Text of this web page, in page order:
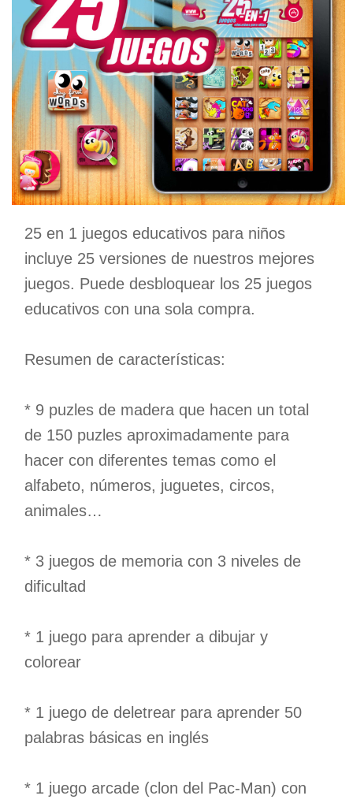
25 en 1 juegos educativos para niños
incluye 25 versiones de nuestros mejores
juegos. Puede desbloquear los 25 juegos
educativos con una sola compra.
Resumen de características:
* 9 puzles de madera que hacen un total
de 150 puzles aproximadamente para
hacer con diferentes temas como el
alfabeto, números, juguetes, circos,
animales…
* 3 juegos de memoria con 3 niveles de
dificultad
* 1 juego para aprender a dibujar y
colorear
* 1 juego de deletrear para aprender 50
palabras básicas en inglés
* 1 juego arcade (clon del Pac-Man) con